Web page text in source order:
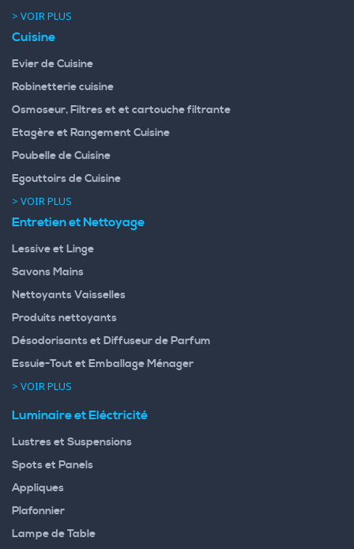
> VOIR PLUS
Cuisine
Evier de Cuisine
Robinetterie cuisine
Osmoseur, Filtres et et cartouche filtrante
Etagère et Rangement Cuisine
Poubelle de Cuisine
Egouttoirs de Cuisine
> VOIR PLUS
Entretien et Nettoyage
Lessive et Linge
Savons Mains
Nettoyants Vaisselles
Produits nettoyants
Désodorisants et Diffuseur de Parfum
Essuie-Tout et Emballage Ménager
> VOIR PLUS
Luminaire et Eléctricité
Lustres et Suspensions
Spots et Panels
Appliques
Plafonnier
Lampe de Table